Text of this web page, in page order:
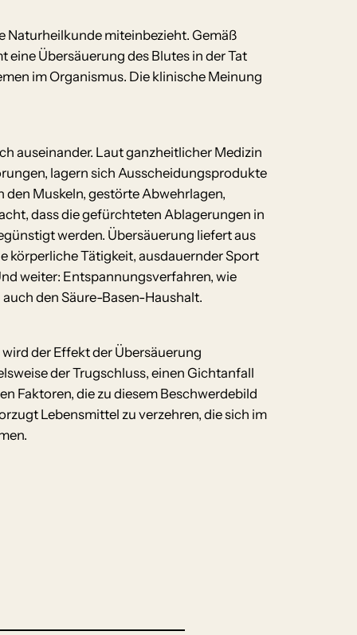
Naturheilkunde miteinbezieht. Gemäß
Übersäuerung des Blutes in der Tat
im Organismus. Die klinische Meinung
auseinander. Laut ganzheitlicher Medizin
lagern sich Ausscheidungsprodukte
den Muskeln, gestörte Abwehrlagen,
dass die gefürchteten Ablagerungen in
werden. Übersäuerung liefert aus
körperliche Tätigkeit, ausdauernder Sport
weiter: Entspannungsverfahren, wie
den Säure-Basen-Haushalt.
der Effekt der Übersäuerung
der Trugschluss, einen Gichtanfall
Faktoren, die zu diesem Beschwerdebild
Lebensmittel zu verzehren, die sich im